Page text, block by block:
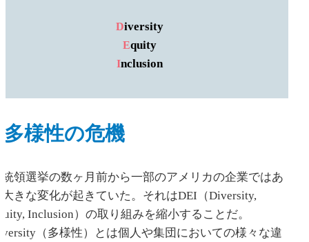
Diversity
Equity
Inclusion
多様性の危機
領選挙の数ヶ月前から一部のアメリカの企業ではあ
きな変化が起きていた。それはDEI（Diversity,
Inclusion）の取り組みを縮小することだ。
（多様性）とは個人や集団においての様々な違